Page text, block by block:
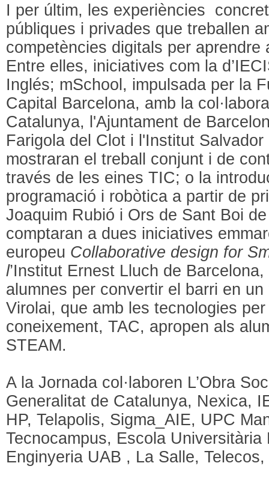
I per últim, les experiències
públiques i privades que treballen
competències digitals per aprendre
Entre elles, iniciatives com la
Inglés; mSchool, impulsada per la
Capital Barcelona, amb la
Catalunya, l'Ajuntament de
Farigola del Clot i l'Institut
mostraran el treball conjunt i de
través de les eines TIC; o la
programació i robòtica a partir de
Joaquim Rubió i Ors de Sant Boi
comptaran a dues iniciatives
europeu Collaborative design for
l’Institut Ernest Lluch de
alumnes per convertir el barri en un
Virolai, que amb les tecnologies per
coneixement, TAC, apropen als
STEAM.
A la Jornada col·laboren L’Obra
Generalitat de Catalunya, Nexica,
HP, Telapolis, Sigma_AIE, UPC
Tecnocampus, Escola
Enginyeria UAB , La Salle,